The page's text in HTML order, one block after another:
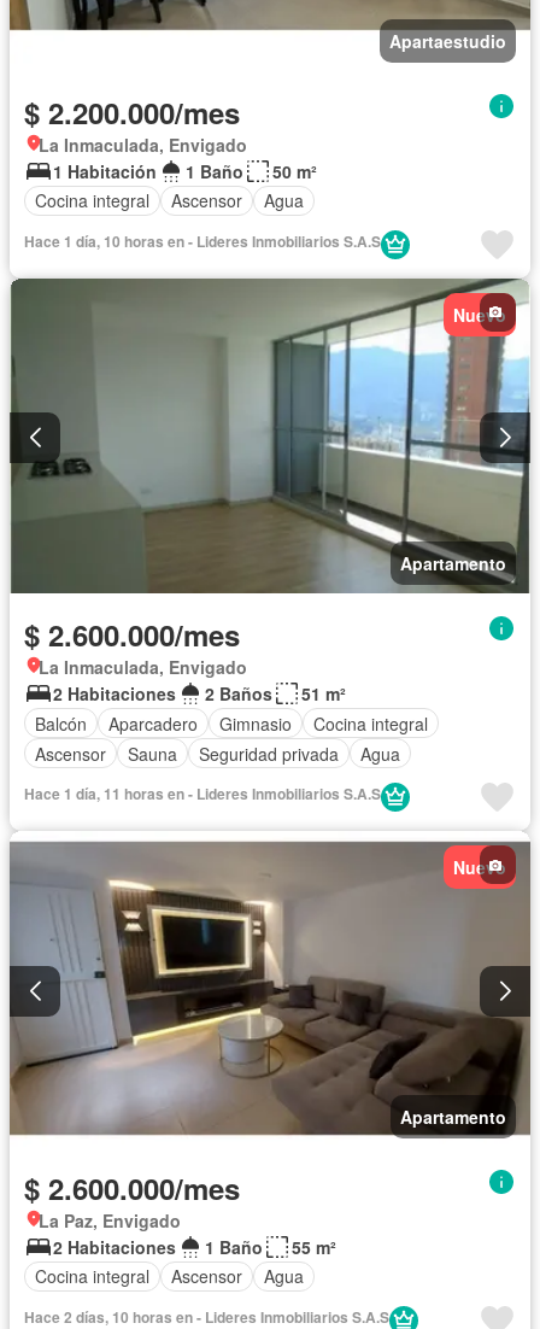
Apartaestudio
$ 2.200.000/mes
La Inmaculada, Envigado
1 Habitación
1 Baño
50 m²
Cocina integral
Ascensor Agua
Hace 1 día, 10 horas en - Lideres Inmobiliarios S.A.S
Nuevo
Apartamento
$ 2.600.000/mes
La Inmaculada, Envigado
2 Habitaciones
2 Baños
51 m²
Balcón
Aparcadero Gimnasio
Cocina integral
Ascensor
Sauna Seguridad privada Agua
Hace 1 día, 11 horas en - Lideres Inmobiliarios S.A.S
Nuevo
Apartamento
$ 2.600.000/mes
La Paz, Envigado
2 Habitaciones
1 Baño
55 m²
Cocina integral
Ascensor Agua
Hace 2 días, 10 horas en - Lideres Inmobiliarios S.A.S